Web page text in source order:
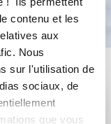
contenu et les
aux
Nous
sur l'utilisation de
sociaux, de
que vous